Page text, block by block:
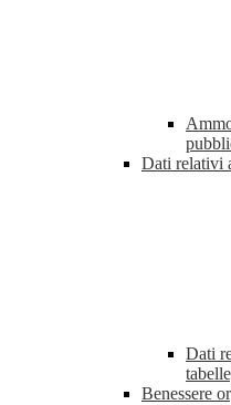
Dati relativi
Dati
Benessere